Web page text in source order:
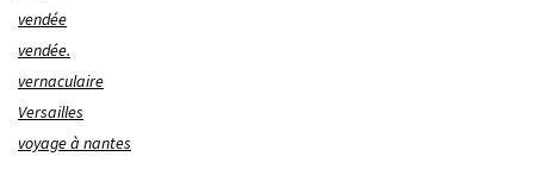
vendée
vendée.
vernaculaire
Versailles
voyage à nantes